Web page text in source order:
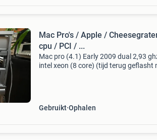
Mac Pro's / Apple /
cpu / PCI / ...
Mac pro (4.1) Early 2009 dual 2,93
intel xeon (8 core) (tijd terug geflasht
Gebruikt Ophalen